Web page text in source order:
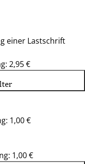
einer Lastschrift
2,95 €
1,00 €
1,00 €